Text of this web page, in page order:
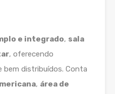
e integrado, sala
, oferecendo
distribuídos. Conta
, área de